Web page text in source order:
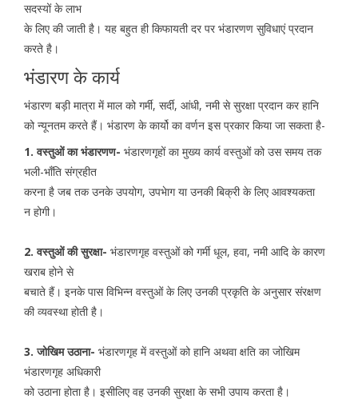
सदस्यों के लाभ
के लिए की जाती है। यह बहुत ही किफायती दर पर भंडारणण सुविधाएं प्रदान
करते है।
भंडारण के कार्य
भंडारण बड़ी मात्रा में माल को गर्मी, सर्दी, आंधी, नमी से सुरक्षा प्रदान कर हानि
को न्यूनतम करते हैं। भंडारण के कार्यो का वर्णन इस प्रकार किया जा सकता है-
1. वस्तुओं का भंडारणण- भंडारणगृहों का मुख्य कार्य वस्तुओं को उस समय तक
भली-भाँति संग्रहीत
करना है जब तक उनके उपयोग, उपभेाग या उनकी बिक्री के लिए आवश्यकता
न होगी।
2. वस्तुओं की सुरक्षा- भंडारणगृह वस्तुओं को गर्मी धूल, हवा, नमी आदि के कारण
खराब होने से
बचाते हैं। इनके पास विभिन्न वस्तुओं के लिए उनकी प्रकृति के अनुसार संरक्षण
की व्यवस्था होती है।
3. जोखिम उठाना- भंडारणगृह में वस्तुओं को हानि अथवा क्षति का जोखिम
भंडारणगृह अधिकारी
को उठाना होता है। इसीलिए वह उनकी सुरक्षा के सभी उपाय करता है।